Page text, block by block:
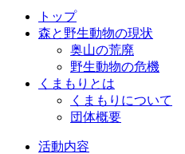
トップ
森と野生動物の現状
奥山の荒廃
野生動物の危機
くまもりとは
くまもりについて
団体概要
活動内容